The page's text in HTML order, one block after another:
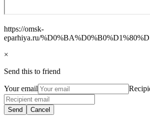
https://omsk-
eparhiya.ru/
×
Send this to friend
Your email
Send Cancel